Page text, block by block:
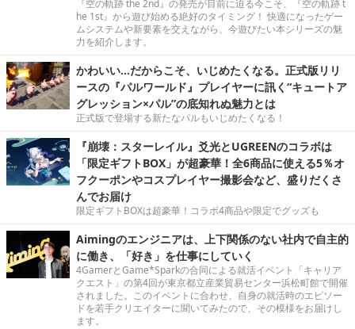
『空の軌跡 the 2nd』の発売が目前に迫る今こそ、『空の軌跡 t
he 1st』から遊び始める絶好のタイミング！ 快適になったゲー
ムシステムや新要素を交えながら、今遊びたい本シリーズの魅
力を紹介します。
かわいい…だからこそ、いじめたくなる。正式版リリ
ースの『パルワールド』プレイヤーに訊く“キュートア
グレッション×パル”の底知れぬ魅力とは
正式版で登場する新たなパルもいじめたくなる！
『崩壊：スターレイル』爻光とUGREENのコラボは
「限定ギフトBOX」が超豪華！全6商品に使える5％オ
フクーポンやコスプレイヤー撮影会など、盛りだくさ
んでお届け
限定ギフトBOXは超豪華！コラボ4商品や限定でグッズも
Aimingのエンジニアは、上下関係のない社内で自主的
に働き、「好き」を仕事にしていく
4GamerとGame*Sparkの合同による就活イベント「キャリア
クエスト」の第4回が東京都立産業貿易センター浜松町館で開催
されました。このイベントに合わせ、自身の就活時のエピソー
ドを若手クリエイターに聞いてみたので、その模様をお届けし
ます。